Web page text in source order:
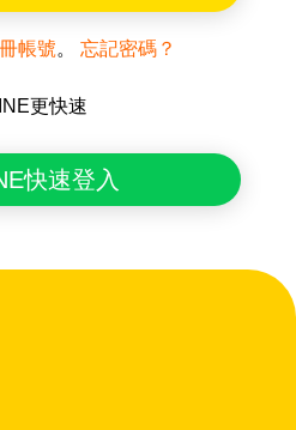
帳號。 忘記密碼？
更快速
快速登入